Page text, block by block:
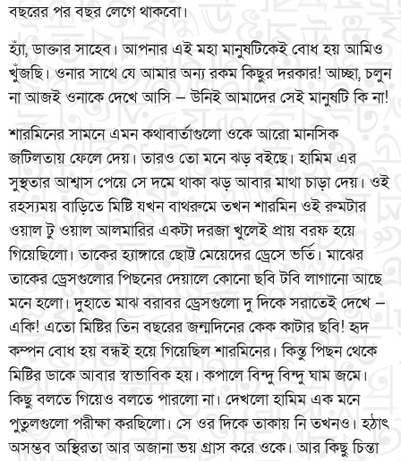
বছরের পর বছর লেগে থাকবো।
হঁ্যা, ডাক্তার সাহেব। আপনার এই মহা মানুষটিকেই বোধ হয় আমিও
খুঁজছি। ওনার সাথে যে আমার অন্য রকম কিছুর দরকার! আচ্ছা, চলুন
না আজই ওনাকে দেখে আসি — উনিই আমাদের সেই মানুষটি কি না!
শারমিনের সামনে এমন কথাবার্তাগুলো ওকে আরো মানসিক
জটিলতায় ফেলে দেয়। তারও তো মনে ঝড় বইছে। হামিম এর
সুস্থতার আশ্বাস পেয়ে সে দমে থাকা ঝড় আবার মাথা চাড়া দেয়। ওই
রহস্যময় বাড়িতে মিষ্টি যখন বাথরুমে তখন শারমিন ওই রুমটার
ওয়াল টু ওয়াল আলমারির একটা দরজা খুলেই প্রায় বরফ হয়ে
গিয়েছিলো। তাকের হ্যাঙ্গারে ছোট্ট মেয়েদের ড্রেসে ভর্তি। মাঝের
তাকের ড্রেসগুলোর পিছনের দেয়ালে কোনো ছবি টবি লাগানো আছে
মনে হলো। দুহাতে মাঝ বরাবর ড্রেসগুলো দু দিকে সরাতেই দেখে —
একি! এতো মিষ্টির তিন বছরের জন্মদিনের কেক কাটার ছবি! হৃদ
কম্পন বোধ হয় বন্ধই হয়ে গিয়েছিল শারমিনের। কিন্তু পিছন থেকে
মিষ্টির ডাকে আবার স্বাভাবিক হয়। কপালে বিন্দু বিন্দু ঘাম জমে।
কিছু বলতে গিয়েও বলতে পারলো না। দেখলো হামিম এক মনে
পুতুলগুলো পরীক্ষা করছিলো। সে ওর দিকে তাকায় নি তখনও। হঠাৎ
অসম্ভব অস্থিরতা আর অজানা ভয় গ্রাস করে ওকে। আর কিছু চিন্তা